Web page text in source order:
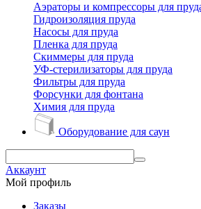
Аэраторы и компрессоры для
Гидроизоляция пруда
Насосы для пруда
Пленка для пруда
Скиммеры для пруда
УФ-стерилизаторы для пруда
Фильтры для пруда
Форсунки для фонтана
Химия для пруда
Оборудование для саун
Аккаунт
Мой профиль
Заказы